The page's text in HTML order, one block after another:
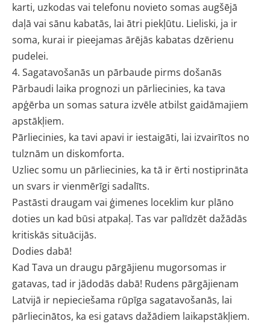
karti, uzkodas vai telefonu novieto somas augšējā
daļā vai sānu kabatās, lai ātri piekļūtu. Lieliski, ja ir
soma, kurai ir pieejamas ārējās kabatas dzērienu
pudelei.
4. Sagatavošanās un pārbaude pirms došanās
Pārbaudi laika prognozi un pārliecinies, ka tava
apģērba un somas satura izvēle atbilst gaidāmajiem
apstākļiem.
Pārliecinies, ka tavi apavi ir iestaigāti, lai izvairītos no
tulznām un diskomforta.
Uzliec somu un pārliecinies, ka tā ir ērti nostiprināta
un svars ir vienmērīgi sadalīts.
Pastāsti draugam vai ģimenes loceklim kur plāno
doties un kad būsi atpakaļ. Tas var palīdzēt dažādās
kritiskās situācijās.
Dodies dabā!
Kad Tava un draugu pārgājienu mugorsomas ir
gatavas, tad ir jādodās dabā! Rudens pārgājienam
Latvijā ir nepieciešama rūpīga sagatavošanās, lai
pārliecinātos, ka esi gatavs dažādiem laikapstākļiem.